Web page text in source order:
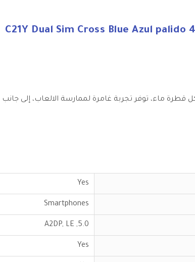
C21Y Dual Sim Cross Blue Azul palido
Yes
Smartphones
5.0, A2DP, LE
Yes